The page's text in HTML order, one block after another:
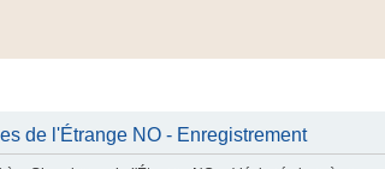
de l'Étrange NO - Enregistrement